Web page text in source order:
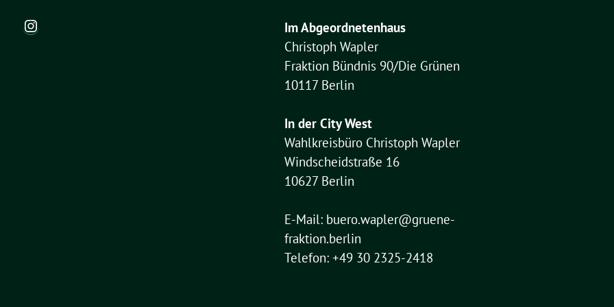
Instagram
Im Abgeordnetenhaus
Christoph Wapler
Fraktion Bündnis 90/Die Grünen
10117 Berlin
In der City West
Wahlkreisbüro Christoph Wapler
Windscheidstraße 16
10627 Berlin
E-Mail: buero.wapler@gruene-
fraktion.berlin
Telefon: +49 30 2325-2418